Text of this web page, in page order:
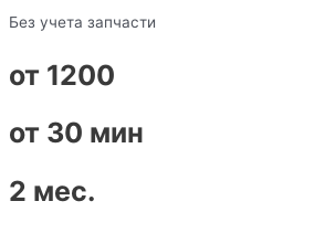
Без учета запчасти
от 1200
от 30 мин
2 мес.